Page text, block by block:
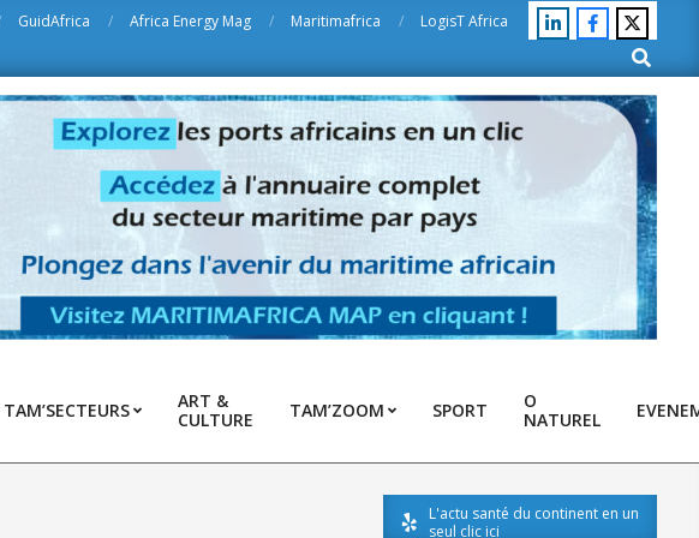
GuidAfrica Africa Energy Mag Maritimafrica
LogisT Africa
Search
TAM’SECTEURS
ART &
CULTURE
TAM’ZOOM SPORT
O
NATUREL
L'actu santé du continent en un
seul clic ici